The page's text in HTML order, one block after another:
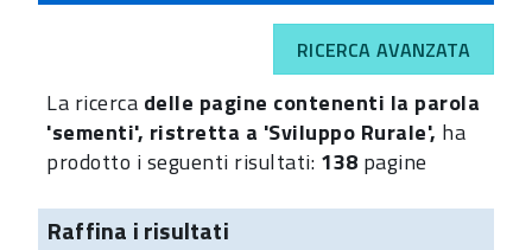
RICERCA AVANZATA
La ricerca delle pagine contenenti la parola
'sementi', ristretta a 'Sviluppo Rurale', ha
prodotto i seguenti risultati: 138 pagine
Raffina i risultati